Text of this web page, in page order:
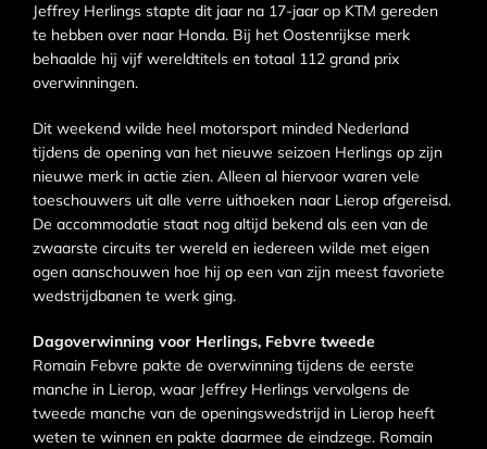
Jeffrey Herlings stapte dit jaar na 17-jaar op KTM gereden
te hebben over naar Honda. Bij het Oostenrijkse merk
behaalde hij vijf wereldtitels en totaal 112 grand prix
overwinningen.
Dit weekend wilde heel motorsport minded Nederland
tijdens de opening van het nieuwe seizoen Herlings op zijn
nieuwe merk in actie zien. Alleen al hiervoor waren vele
toeschouwers uit alle verre uithoeken naar Lierop afgereisd.
De accommodatie staat nog altijd bekend als een van de
zwaarste circuits ter wereld en iedereen wilde met eigen
ogen aanschouwen hoe hij op een van zijn meest favoriete
wedstrijdbanen te werk ging.
Dagoverwinning voor Herlings, Febvre tweede
Romain Febvre pakte de overwinning tijdens de eerste
manche in Lierop, waar Jeffrey Herlings vervolgens de
tweede manche van de openingswedstrijd in Lierop heeft
weten te winnen en pakte daarmee de eindzege. Romain